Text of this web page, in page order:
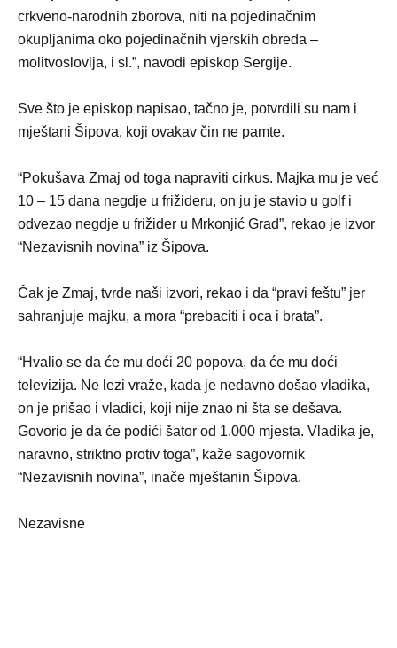
crkveno-narodnih zborova, niti na pojedinačnim
okupljanima oko pojedinačnih vjerskih obreda –
molitvoslovlja, i sl.”, navodi episkop Sergije.
Sve što je episkop napisao, tačno je, potvrdili su nam i
mještani Šipova, koji ovakav čin ne pamte.
“Pokušava Zmaj od toga napraviti cirkus. Majka mu je već
10 – 15 dana negdje u frižideru, on ju je stavio u golf i
odvezao negdje u frižider u Mrkonjić Grad”, rekao je izvor
“Nezavisnih novina” iz Šipova.
Čak je Zmaj, tvrde naši izvori, rekao i da “pravi feštu” jer
sahranjuje majku, a mora “prebaciti i oca i brata”.
“Hvalio se da će mu doći 20 popova, da će mu doći
televizija. Ne lezi vraže, kada je nedavno došao vladika,
on je prišao i vladici, koji nije znao ni šta se dešava.
Govorio je da će podići šator od 1.000 mjesta. Vladika je,
naravno, striktno protiv toga”, kaže sagovornik
“Nezavisnih novina”, inače mještanin Šipova.
Nezavisne